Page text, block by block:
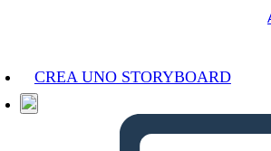
CREA UNO STORYBOARD